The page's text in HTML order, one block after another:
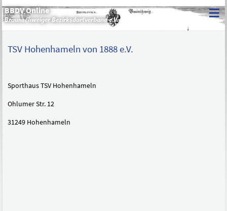
BBDV Online
Braunschweiger Bezirksdartverband e.V. ≡
TSV Hohenhameln von 1888 e.V.
Sporthaus TSV Hohenhameln
Ohlumer Str. 12
31249 Hohenhameln